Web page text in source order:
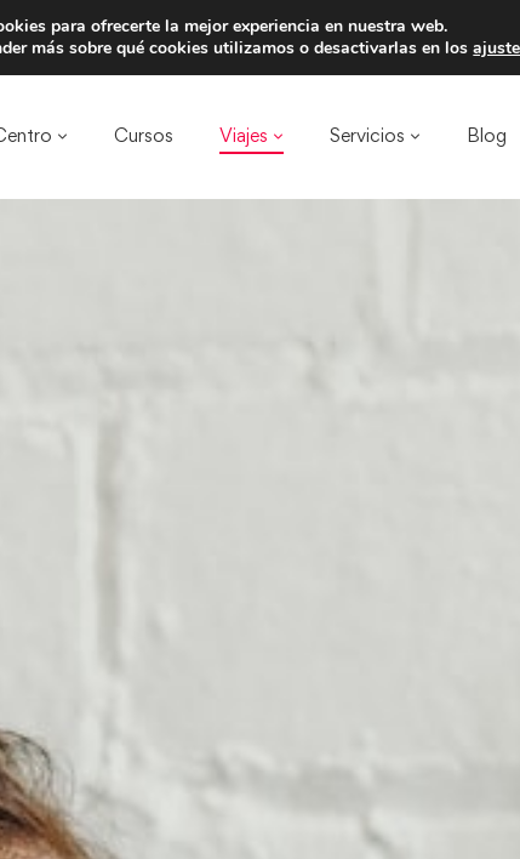
¡Estudia en GUIYANG por sólo 50 EUROS
Cursos Viajes Servicios Blog
para ofrecerte la mejor experiencia en nuestra web.
más sobre qué cookies utilizamos o desactivarlas en los